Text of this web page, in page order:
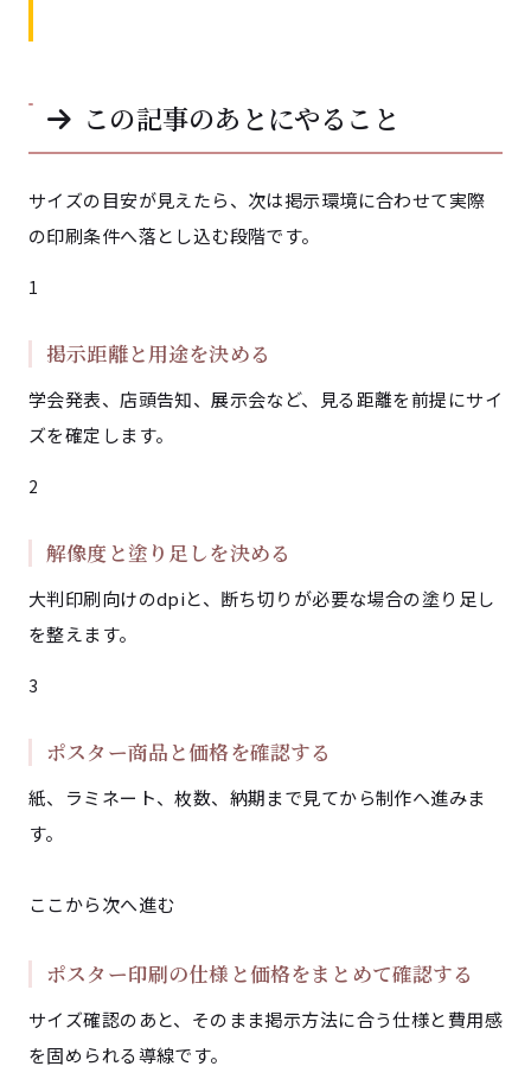
この記事のあとにやること
サイズの目安が見えたら、次は掲示環境に合わせて実際
の印刷条件へ落とし込む段階です。
1
掲示距離と用途を決める
学会発表、店頭告知、展示会など、見る距離を前提にサイ
ズを確定します。
2
解像度と塗り足しを決める
大判印刷向けのdpiと、断ち切りが必要な場合の塗り足し
を整えます。
3
ポスター商品と価格を確認する
紙、ラミネート、枚数、納期まで見てから制作へ進みま
す。
ここから次へ進む
ポスター印刷の仕様と価格をまとめて確認する
サイズ確認のあと、そのまま掲示方法に合う仕様と費用感
を固められる導線です。